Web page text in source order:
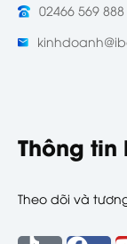
02466 569 888
Thông tin
Theo dõi và